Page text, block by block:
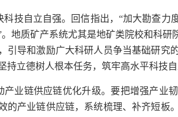
科技自立自强。回信指出，“加大勘查力
地质矿产系统尤其是地矿类院校和科
引导和激励广大科研人员争当基础研究
持立德树人根本任务，筑牢高水平科技自
产业链供应链优化升级。要把增强产业
的产业链供应链，系统梳理、补齐短板